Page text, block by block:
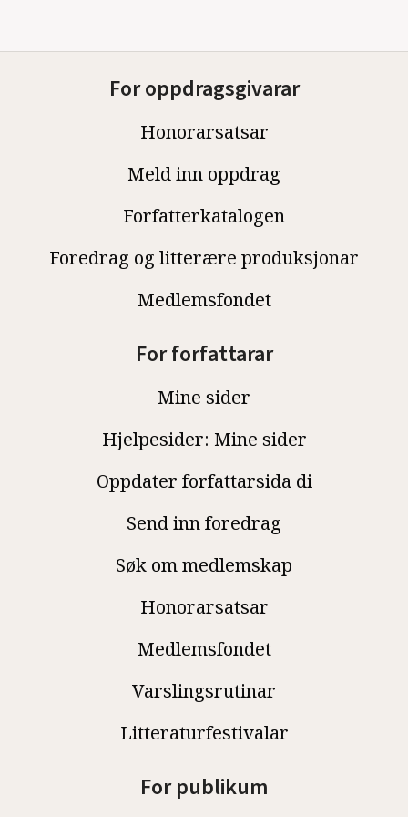
For oppdragsgivarar
Honorarsatsar
Meld inn oppdrag
Forfatterkatalogen
Foredrag og litterære produksjonar
Medlemsfondet
For forfattarar
Mine sider
Hjelpesider: Mine sider
Oppdater forfattarsida di
Send inn foredrag
Søk om medlemskap
Honorarsatsar
Medlemsfondet
Varslingsrutinar
Litteraturfestivalar
For publikum